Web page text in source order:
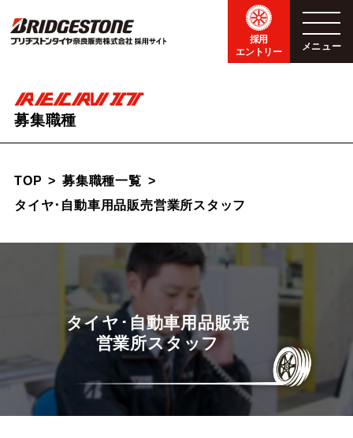
採用
エントリー
メニュー
RECRUIT
募集職種
TOP
募集職種一覧
タイヤ･自動車用品販売営業所スタッフ
タイヤ･自動車用品販売
営業所スタッフ